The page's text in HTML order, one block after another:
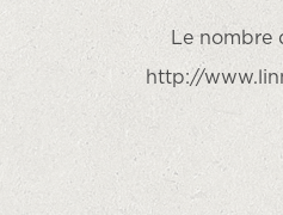
Le nombre
http://